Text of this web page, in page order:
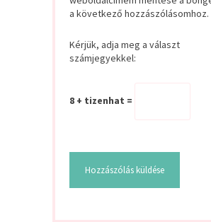
a következő hozzászólásomhoz.
Kérjük, adja meg a választ
számjegyekkel:
8 + tizenhat =